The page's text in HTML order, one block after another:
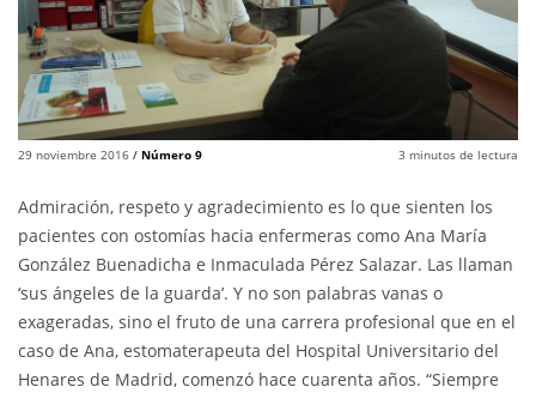
29 noviembre 2016 / Número 9 3 minutos de lectura
Admiración, respeto y agradecimiento es lo que sienten los
pacientes con ostomías hacia enfermeras como Ana María
González Buenadicha e Inmaculada Pérez Salazar. Las llaman
‘sus ángeles de la guarda’. Y no son palabras vanas o
exageradas, sino el fruto de una carrera profesional que en el
caso de Ana, estomaterapeuta del Hospital Universitario del
Henares de Madrid, comenzó hace cuarenta años. “Siempre